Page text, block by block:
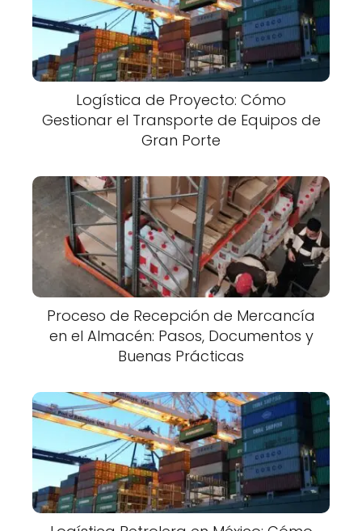
Logística de Proyecto: Cómo
Gestionar el Transporte de Equipos de
Gran Porte
Proceso de Recepción de Mercancía
en el Almacén: Pasos, Documentos y
Buenas Prácticas